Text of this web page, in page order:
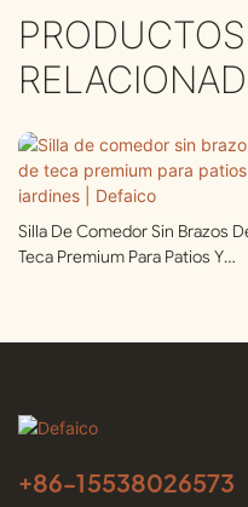
PRODUCTOS
Silla De Comedor Sin Brazos
Teca Premium Para Patios Y
+86-15538026573